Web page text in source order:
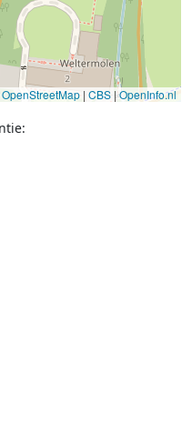
OpenStreetMap | CBS |OpenInfo.nl